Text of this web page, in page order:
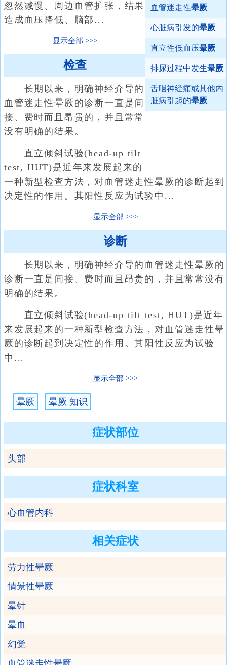
血管迷走性晕厥
心脏病引发的晕厥
直立性低血压晕厥
排尿过程中发生晕厥
舌咽神经痛或其他内
脏病引起的晕厥
忽然减慢、周边血管扩张，结果
造成血压降低、脑部...
显示全部
检查
长期以来，明确神经介导的
血管迷走性晕厥的诊断一直是间
接、费时而且昂贵的，并且常常
没有明确的结果。
直立倾斜试验(head-up tilt
test, HUT)是近年来发展起来的
一种新型检查方法，对血管迷走性晕厥的诊断起到
决定性的作用。其阳性反应为试验中...
显示全部
诊断
长期以来，明确神经介导的血管迷走性晕厥的
诊断一直是间接、费时而且昂贵的，并且常常没有
明确的结果。
直立倾斜试验(head-up tilt test, HUT)是近年
来发展起来的一种新型检查方法，对血管迷走性晕
厥的诊断起到决定性的作用。其阳性反应为试验
中...
显示全部
晕厥 晕厥 知识
症状部位
头部
症状科室
心血管内科
相关症状
劳力性晕厥
情景性晕厥
晕针
晕血
幻觉